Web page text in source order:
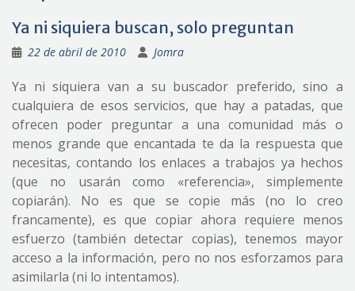
Ya ni siquiera buscan, solo preguntan
22 de abril de 2010 Jomra
Ya ni siquiera van a su buscador preferido, sino a
cualquiera de esos servicios, que hay a patadas, que
ofrecen poder preguntar a una comunidad más o
menos grande que encantada te da la respuesta que
necesitas, contando los enlaces a trabajos ya hechos
(que no usarán como «referencia», simplemente
copiarán). No es que se copie más (no lo creo
francamente), es que copiar ahora requiere menos
esfuerzo (también detectar copias), tenemos mayor
acceso a la información, pero no nos esforzamos para
asimilarla (ni lo intentamos).